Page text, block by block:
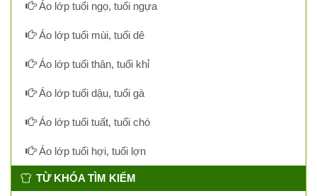
Áo lớp tuổi ngọ, tuổi ngựa
Áo lớp tuổi mùi, tuổi dê
Áo lớp tuổi thân, tuổi khỉ
Áo lớp tuổi dậu, tuổi gà
Áo lớp tuổi tuất, tuổi chó
Áo lớp tuổi hợi, tuổi lợn
TỪ KHÓA TÌM KIẾM